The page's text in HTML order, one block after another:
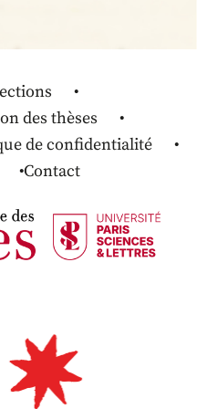
des thèses
de confidentialité
Contact